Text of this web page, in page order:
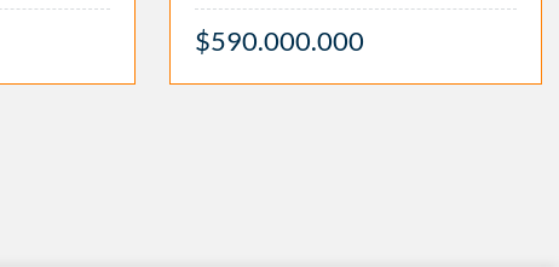
$590.000.000